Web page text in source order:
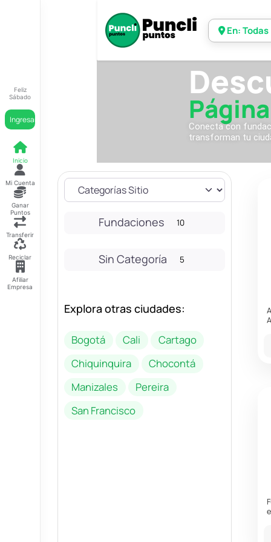
Feliz
Sábado
Ingresar
Inicio
Mi Cuenta
Ganar
Puntos
Transferir
Reciclar
Afiliar
Empresa
En: Todas
Conecta con
transforman tu
Fundaciones 10
Sin Categoría 5
Explora otras ciudades:
Bogotá Cali
Cartago
Chiquinquira
Chocontá
Manizales
Pereira
San Francisco